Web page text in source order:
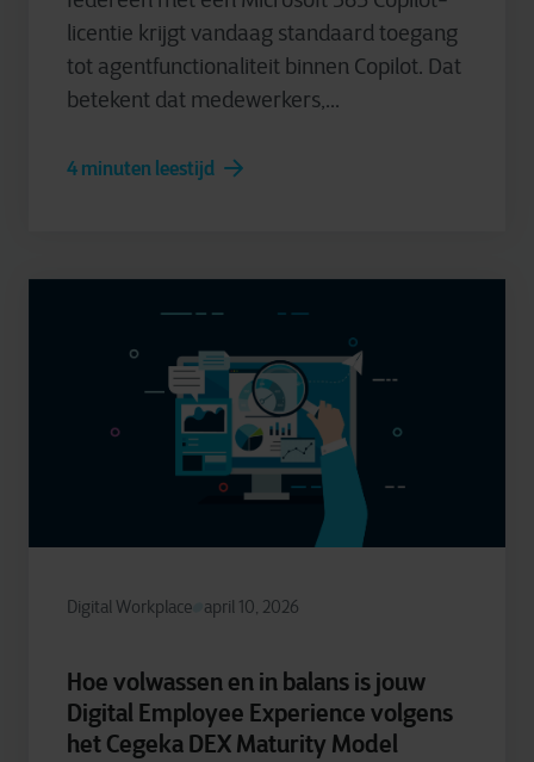
licentie krijgt vandaag standaard toegang
tot agentfunctionaliteit binnen Copilot. Dat
betekent dat medewerkers,...
4 minuten leestijd
Digital Workplace april 10, 2026
Hoe volwassen en in balans is jouw
Digital Employee Experience volgens
het Cegeka DEX Maturity Model